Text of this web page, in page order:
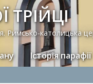
ТРІЙЦІ
Римсько-католицька
Історія парафії